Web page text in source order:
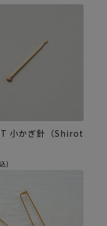
小かぎ針（Shirot
)